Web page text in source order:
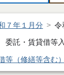
７年１月分 令
託・賃貸借等
（修繕等含む）